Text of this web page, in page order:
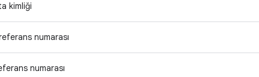
kimliği
numarası
numarası